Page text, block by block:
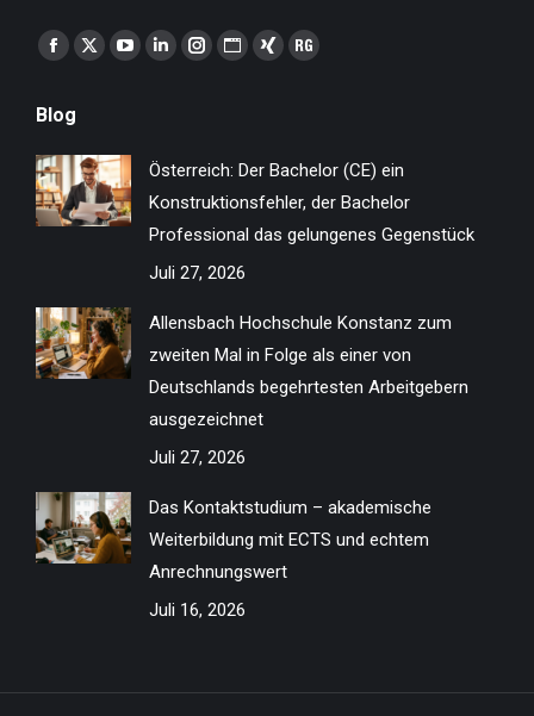
Finden Sie uns auf:
Facebook
opens
in
new
window
X
in
new
window
YouTube
in
new
window
Linkedin
new
window
Instagram
new
window
Website
new
window
XING
new
window
ResearchGate
new
window
Blog
Österreich: Der Bachelor (CE) ein
Konstruktionsfehler, der Bachelor
Professional das gelungenes Gegenstück
Juli 27, 2026
Allensbach Hochschule Konstanz zum
zweiten Mal in Folge als einer von
Deutschlands begehrtesten Arbeitgebern
ausgezeichnet
Juli 27, 2026
Das Kontaktstudium – akademische
Weiterbildung mit ECTS und echtem
Anrechnungswert
Juli 16, 2026